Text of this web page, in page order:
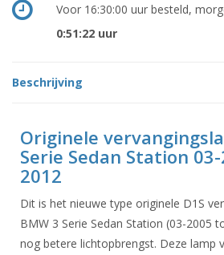
Voor 16:30:00 uur besteld,
0:51:22uur
Beschrijving
Originele
Serie Sedan Station
2012
Dit is het nieuwe type originele D1S
BMW 3 Serie Sedan Station (03-2005
nog betere lichtopbrengst. Deze lamp